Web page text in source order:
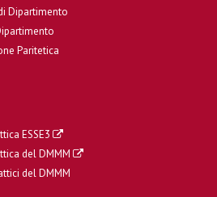
Dipartimento
Paritetica
ESSE3
del DMMM
del DMMM